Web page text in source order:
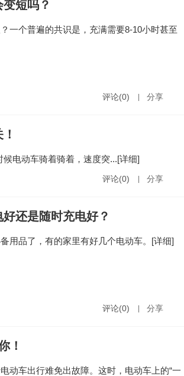
短吗？
一个普遍的共识是，充满需要8-10小时甚至
评论(0) 分享
电动车骑着骑着，速度突...[详细]
评论(0) 分享
还是随时充电好？
用品了，有的家里有好几个电动车。 [详细]
评论(0) 分享
！
动车出行难免出故障。这时，电动车上的“一